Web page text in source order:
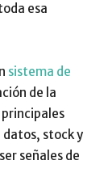
esa
sistema de
de la
datos, stock y
señales de